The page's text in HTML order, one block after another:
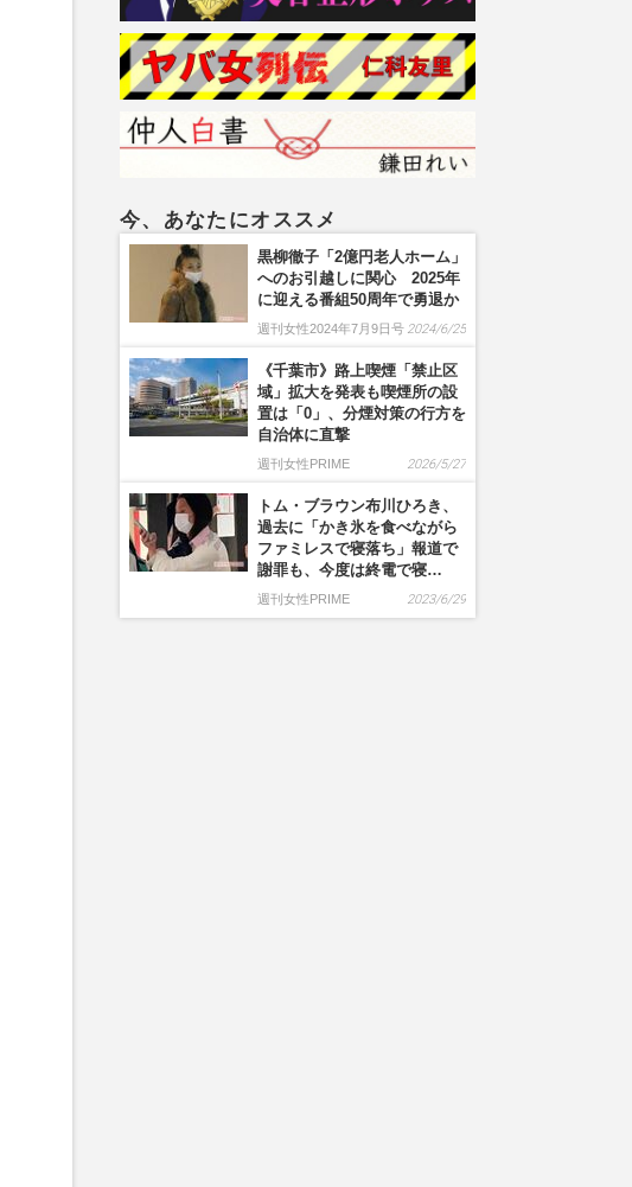
今、あなたにオススメ
黒柳徹子「2億円老人ホーム」
へのお引越しに関心 2025年
に迎える番組50周年で勇退か
週刊女性2024年7月9日号 2024/6/25
《千葉市》路上喫煙「禁止区
域」拡大を発表も喫煙所の設
置は「0」、分煙対策の行方を
自治体に直撃
週刊女性PRIME 2026/5/27
トム・ブラウン布川ひろき、
過去に「かき氷を食べながら
ファミレスで寝落ち」報道で
謝罪も、今度は終電で寝…
週刊女性PRIME 2023/6/29